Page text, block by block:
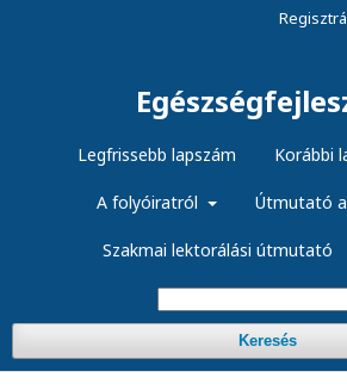
Legfrissebb lapszám Korábbi
A folyóiratról Útmutató
Szakmai lektorálási útmutató
Keresés